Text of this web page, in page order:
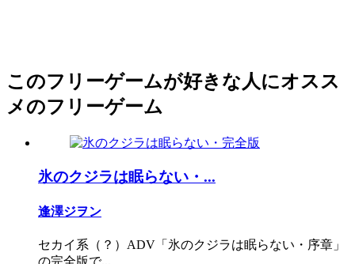
このフリーゲームが好きな人にオスス
メのフリーゲーム
氷のクジラは眠らない・...
逢澤ジヲン
セカイ系（？）ADV「氷のクジラは眠らない・序章」